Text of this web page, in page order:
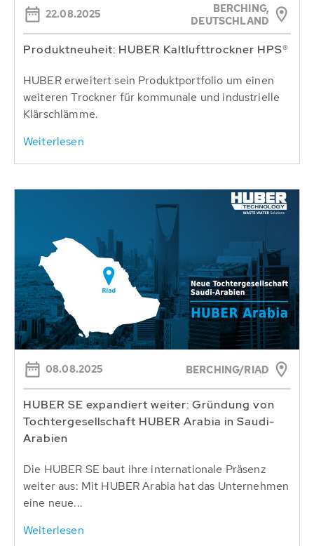
22.08.2025
BERCHING,
DEUTSCHLAND
Produktneuheit: HUBER Kaltlufttrockner HPS®
HUBER erweitert sein Produktportfolio um einen
weiteren Trockner für kommunale und industrielle
Klärschlämme.
Weiterlesen
08.08.2025 BERCHING/RIAD
HUBER SE expandiert weiter: Gründung von
Tochtergesellschaft HUBER Arabia in Saudi-
Arabien
Die HUBER SE baut ihre internationale Präsenz
weiter aus: Mit HUBER Arabia hat das Unternehmen
eine neue...
Weiterlesen